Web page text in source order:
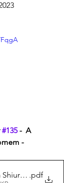
#135 -  A
-
135.pdf